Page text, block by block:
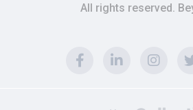
All rights reserved.